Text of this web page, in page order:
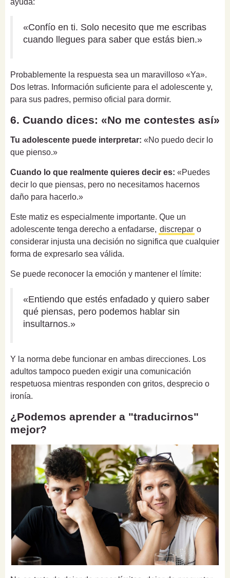
«Confío en ti. Solo necesito que me escribas
cuando llegues para saber que estás bien.»
Probablemente la respuesta sea un maravilloso «Ya».
Dos letras. Información suficiente para el adolescente y,
para sus padres, permiso oficial para dormir.
6. Cuando dices: «No me contestes así»
Tu adolescente puede interpretar: «No puedo decir lo
que pienso.»
Cuando lo que realmente quieres decir es: «Puedes
decir lo que piensas, pero no necesitamos hacernos
daño para hacerlo.»
Este matiz es especialmente importante. Que un
adolescente tenga derecho a enfadarse, discrepar o
considerar injusta una decisión no significa que cualquier
forma de expresarlo sea válida.
Se puede reconocer la emoción y mantener el límite:
«Entiendo que estés enfadado y quiero saber
qué piensas, pero podemos hablar sin
insultarnos.»
Y la norma debe funcionar en ambas direcciones. Los
adultos tampoco pueden exigir una comunicación
respetuosa mientras responden con gritos, desprecio o
ironía.
¿Podemos aprender a "traducirnos"
mejor?